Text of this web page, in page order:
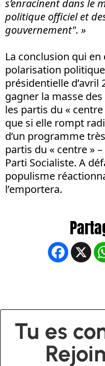
s’enracinent dans le
politique officiel et
gouvernement". »
La conclusion qui
polarisation
présidentielle d’avril
gagner la masse
les partis du «
que si elle rompt
d’un programme
partis du « centre »
Parti Socialiste. A
populisme
l’emportera.
X
Tu es